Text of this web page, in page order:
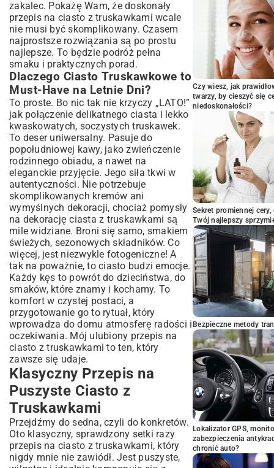
Jak Uniknąć Opadania Truskawek na Dno
Ciasta?
Problemy z Zakalcem: Diagnoza i
Rozwiązania
Przechowywanie Ciasta Truskawkowego:
Jak Zachować Świeżość?
Podsumowanie: Słodkie Chwile z
Domowym Ciastem Truskawkowym
zakalec. Pokażę Wam, że doskonały
przepis na ciasto z truskawkami wcale
nie musi być skomplikowany. Czasem
najprostsze rozwiązania są po prostu
najlepsze. To będzie podróż pełna
smaku i praktycznych porad.
Dlaczego Ciasto Truskawkowe to
Must-Have na Letnie Dni?
To proste. Bo nic tak nie krzyczy „LATO!”
jak połączenie delikatnego ciasta i lekko
kwaskowatych, soczystych truskawek.
To deser uniwersalny. Pasuje do
popołudniowej kawy, jako zwieńczenie
rodzinnego obiadu, a nawet na
eleganckie przyjęcie. Jego siła tkwi w
autentyczności. Nie potrzebuje
skomplikowanych kremów ani
wymyślnych dekoracji, chociaż pomysły
na dekorację ciasta z truskawkami są
mile widziane. Broni się samo, smakiem
świeżych, sezonowych składników. Co
więcej, jest niezwykle fotogeniczne! A
tak na poważnie, to ciasto budzi emocje.
Każdy kęs to powrót do dzieciństwa, do
smaków, które znamy i kochamy. To
komfort w czystej postaci, a
przygotowanie go to rytuał, który
wprowadza do domu atmosferę radości i
oczekiwania. Mój ulubiony przepis na
ciasto z truskawkami to ten, który
zawsze się udaje.
Klasyczny Przepis na
Puszyste Ciasto z
Truskawkami
Przejdźmy do sedna, czyli do konkretów.
Oto klasyczny, sprawdzony setki razy
przepis na ciasto z truskawkami, który
nigdy mnie nie zawiódł. Jest puszyste,
Czy wiesz, jak
twarzy, by cieszyć się
niedoskonałości?
Sekret promiennej
Twój najlepszy
Bezpieczne metody
Lokalizator GPS,
zabezpieczenia
chronić auto?